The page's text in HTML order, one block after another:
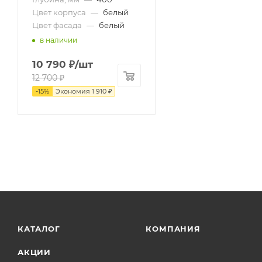
Цвет корпуса — белый
Цвет фасада — белый
в наличии
10 790 ₽/шт
12 700₽
-15% Экономия 1 910 ₽
КАТАЛОГ
АКЦИИ
КОМПАНИЯ